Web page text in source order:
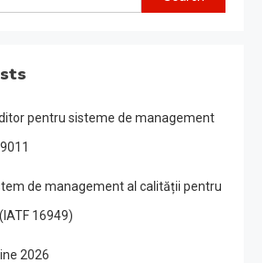
for:
pentru sisteme de management
de management al calității pentru
16949)
2026